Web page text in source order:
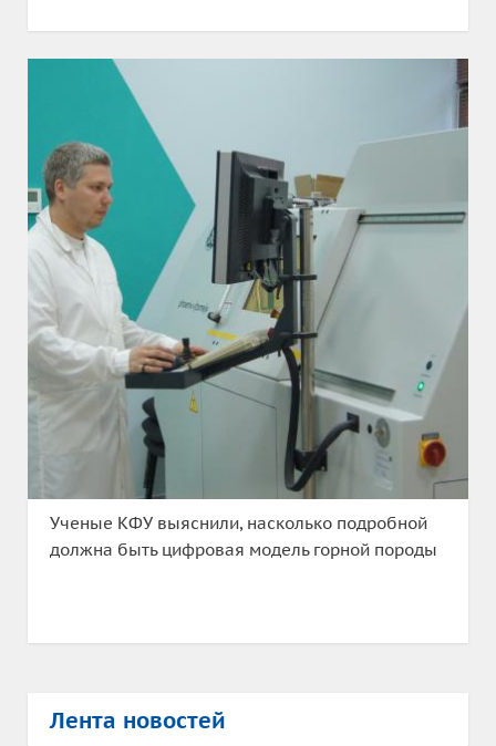
Ученые КФУ выяснили, насколько подробной
должна быть цифровая модель горной породы
Лента новостей